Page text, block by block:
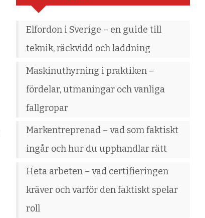
Elfordon i Sverige – en guide till
teknik, räckvidd och laddning
Maskinuthyrning i praktiken –
fördelar, utmaningar och vanliga
fallgropar
Markentreprenad – vad som faktiskt
ingår och hur du upphandlar rätt
Heta arbeten – vad certifieringen
kräver och varför den faktiskt spelar
roll